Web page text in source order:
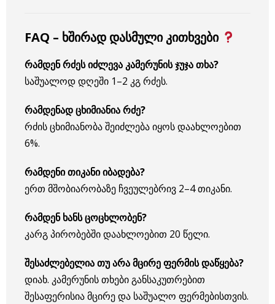
FAQ – ხშირად დასმული კითხვები
რამდენ რძეს იძლევა კამერუნის ჯუჯა თხა?
საშუალოდ დღეში 1–2 კგ რძეს.
რამდენად ცხიმიანია რძე?
რძის ცხიმიანობა შეიძლება იყოს დაახლოებით
6%.
რამდენი თიკანი იბადება?
ერთ მშობიარობაზე ჩვეულებრივ 2–4 თიკანი.
რამდენ ხანს ცოცხლობენ?
კარგ პირობებში დაახლოებით 20 წელი.
შესაძლებელია თუ არა მცირე ფერმის დაწყება?
დიახ. კამერუნის თხები განსაკუთრებით
შესაფერისია მცირე და საშუალო ფერმებისთვის.